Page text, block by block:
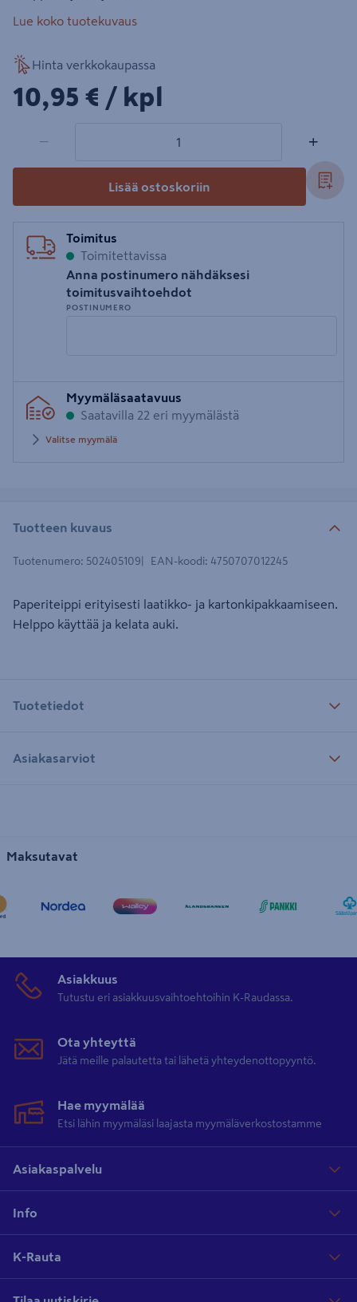
Lue koko tuotekuvaus
Hinta verkkokaupassa
10,95€/kpl
10,95 € / kpl
− +
Lisää ostoskoriin
Toimitus
Toimitettavissa
Anna postinumero nähdäksesi
toimitusvaihtoehdot
POSTINUMERO
postinumero
Myymäläsaatavuus
Saatavilla 22 eri myymälästä
Valitse myymälä
Tuotteen kuvaus
Tuotenumero: 502405109 EAN-koodi: 4750707012245
Paperiteippi erityisesti laatikko- ja kartonkipakkaamiseen.
Helppo käyttää ja kelata auki.
Tuotetiedot
Asiakasarviot
Maksutavat
Asiakkuus
Tutustu eri asiakkuusvaihtoehtoihin K-Raudassa.
Ota yhteyttä
Jätä meille palautetta tai lähetä yhteydenottopyyntö.
Hae myymälää
Etsi lähin myymäläsi laajasta myymäläverkostostamme
Asiakaspalvelu
Info
K-Rauta